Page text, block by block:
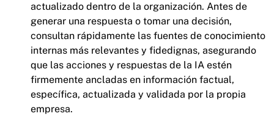
actualizado dentro de la organización. Antes de
generar una respuesta o tomar una decisión,
consultan rápidamente las fuentes de conocimiento
internas más relevantes y fidedignas, asegurando
que las acciones y respuestas de la IA estén
firmemente ancladas en información factual,
específica, actualizada y validada por la propia
empresa.